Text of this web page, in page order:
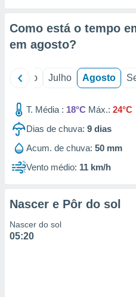
estudos
de
Como está o tempo
em agosto?
Junho Julho Agosto
T. Média : 18°C Máx.: 24°C
Dias de chuva: 9 dias
Acum. de chuva: 50 mm
Vento médio: 11 km/h
Nascer e Pôr do sol
Nascer do sol
05:20